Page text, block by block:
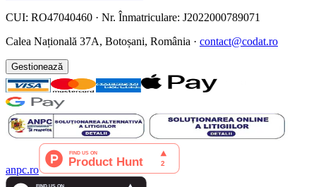
CUI: RO47040460 · Nr. Înmatriculare: J2022000789071
Calea Națională 37A, Botoșani, România · contact@codat.ro
Gestionează
anpc.ro